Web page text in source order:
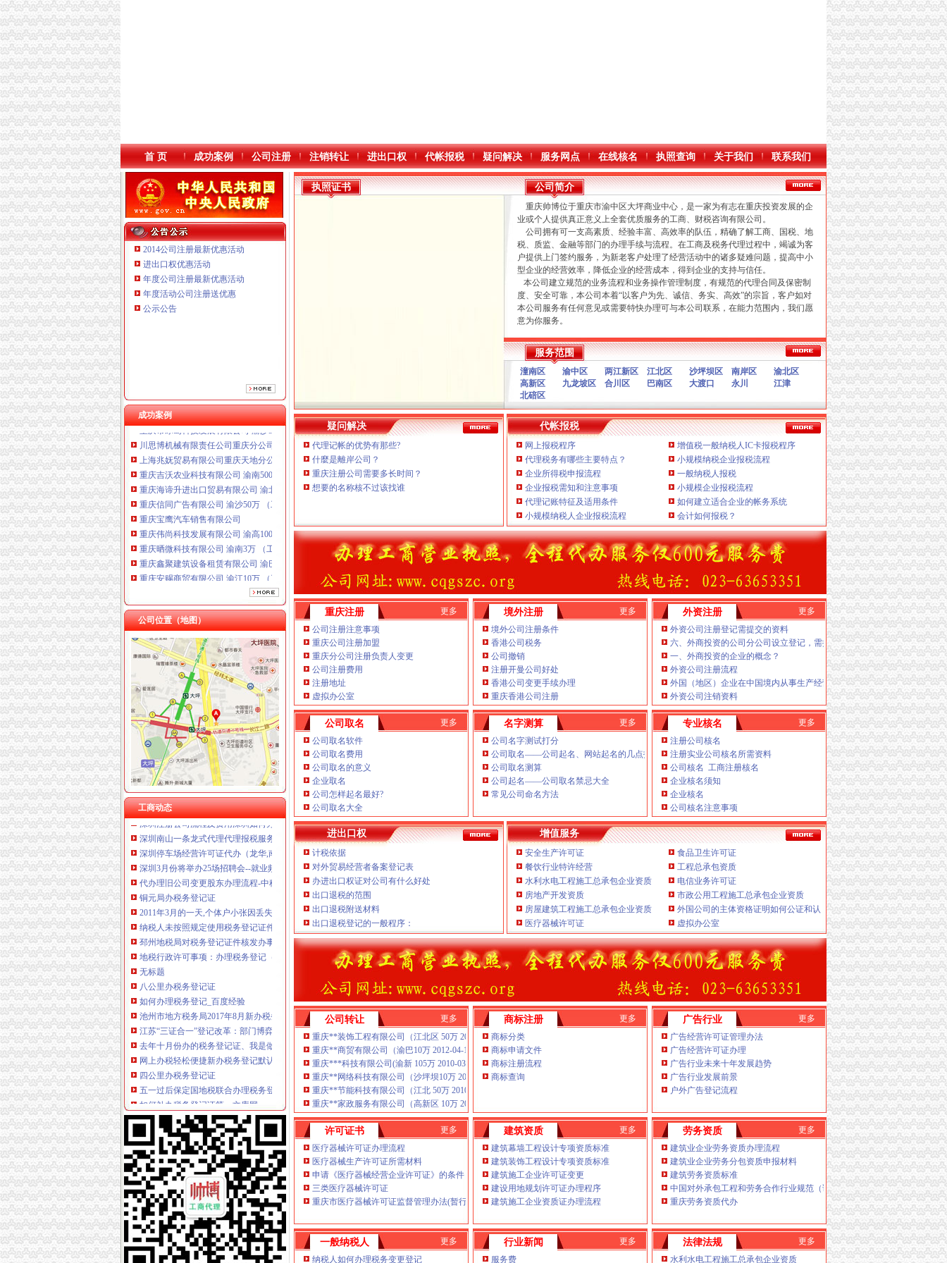
首 页 成功案例 公司注册 注销转让 进出口权 代帐报税 疑问解决 服务网点 在线核名 执照查询 关于我们 联系我们
2014公司注册最新优惠活动
进出口权优惠活动
年度公司注册最新优惠活动
年度活动公司注册送优惠
公示公告
成功案例
重庆海谛升进出口贸易有限公司 渝北100万 （进出口权）
重庆鑫聚建筑设备租赁有限公司 渝巴3万 （工商注册）
重庆安赐商贸有限公司 渝江10万 （工商注册）
重庆市冰岛科技发展有限公司 渝沙50万 （进出口权）
川思博机械有限责任公司重庆分公司 渝江 （工商注册）
上海兆妩贸易有限公司重庆天地分公司 渝中 （工商注册）
重庆吉沃农业科技有限公司 渝南500万 （工商注册）
重庆海谛升进出口贸易有限公司 渝北100万 （进出口权）
重庆信同广告有限公司 渝沙50万 （工商注册）
重庆宝鹰汽车销售有限公司
重庆伟尚科技发展有限公司 渝高100万 （工商注册）
重庆晒微科技有限公司 渝南3万 （工商注册）
重庆鑫聚建筑设备租赁有限公司 渝巴3万 （工商注册）
重庆安赐商贸有限公司 渝江10万 （工商注册）
重庆市冰岛科技发展有限公司 渝沙50万 （进出口权）
川思博机械有限责任公司重庆分公司 渝江 （工商注册）
上海兆妩贸易有限公司重庆天地分公司 渝中 （工商注册）
重庆吉沃农业科技有限公司 渝南500万 （工商注册）
公司位置（地图）
工商动态
南岸周边
南岸区监控周边代理商_南岸区监控周边渠道商_南岸区监控周边批发商
南宁中兴大桥南岸附近富德路凤凰菜市周边自建房出租|南宁出售房源|
南岸区校园周边餐饮食品安全获群众好评
白山龙湖南岸二期周边配套,龙湖南岸二期附近商场、超市、银行、学
凤凰水城南岸周边有哪些超市买东西方便吗？-业主生活-房天下问答
南山办税务登记证
深圳注册公司流程及费用深圳如何办理
深圳南山一条龙式代理代理报税服务百易办财税-久久信息网
深圳停车场经营许可证代办（龙华,南山,福田,罗湖,宝安,【今日
深圳3月份将举办25场招聘会--就业频道--中国教育在线
代办理旧公司变更股东办理流程-中科商务网-掘金（北京）登记注册
铜元局办税务登记证
2011年3月的一天,个体户小张因丢失了税务登记证副本来到A市B区国
纳税人未按照规定使用税务登记证件,或者转借、涂改、损毁、买卖、
邳州地税局对税务登记证件核发办事指南-优质服务-徐州市邳州地方税
地税行政许可事项：办理税务登记（开业、变更、验证和换证）核准_
无标题
八公里办税务登记证
如何办理税务登记_百度经验
池州市地方税务局2017年8月新办税务登记清册--池州市人民
江苏“三证合一”登记改革：部门博弈银行不认-中新网
去年十月份办的税务登记证、我是做服装的。去国税找了熟人办的2-
网上办税轻松便捷新办税务登记默认开通电子税务局_深圳新闻_深圳
四公里办税务登记证
五一过后保定国地税联合办理税务登记未实现_河北频道_凤凰网
如何补办税务登记证第一文库网
新办税务登记一天就可以拿到黄浦推优化服务十项措施-新闻频道-华龙
开封地税局简政放权办张“三证联办”税务登记证-新华网
朝区税务登记证丢了还可以办注销公司吗海淀公司注销_B2B免费
上新街办税务登记证
广州市工商登记代理,办理税务登记证,税务一条龙服务-广州58同城
义乌个体工商户办理税务登记证需要哪些资料,-阿里巴巴行业问答
中国税务网
内资企业及外商投资企业税务登记证办理材料大全_hao123上网导航
徐州地税办理税务登记业务启用识别系统-搜狐滚动
南岸周边办税务登记证
【天津河西周边税务登记|税务登记证办理|代理税务登记】-天津赶集网
执照证书 公司简介
重庆帅博位于重庆市渝中区大坪商业中心，是一家为有志在重庆投资发展的企
业或个人提供真正意义上全套优质服务的工商、财税咨询有限公司。
公司拥有可一支高素质、经验丰富、高效率的队伍，精确了解工商、国税、地
税、质监、金融等部门的办理手续与流程。在工商及税务代理过程中，竭诚为客
户提供上门签约服务，为新老客户处理了经营活动中的诸多疑难问题，提高中小
型企业的经营效率，降低企业的经营成本，得到企业的支持与信任。
本公司建立规范的业务流程和业务操作管理制度，有规范的代理合同及保密制
度、安全可靠，本公司本着“以客户为先、诚信、务实、高效”的宗旨，客户如对
本公司服务有任何意见或需要特快办理可与本公司联系，在能力范围内，我们愿
意为你服务。
本公司主要业务为：
A.免费提供工商及税务咨询服务
B.重庆公司新设立、变更、验资、增资、年检
C.代办重庆个体营业执照新设立、变更
D.重庆进出口权代办（新设立、变更、换证、年检）
E.协助一般纳税人申请
F.内资公司税务代理（新公司税务报到、每月上门取票、做账、报税、申请发
票、代交税款）
G.代理商标注册（设计及申请）
H.注册香港公司
I.内资公司重庆分公司新设立、变更
J.外资重庆代表处新设立、变更
K.企业网站设计、制作
L.空间域名申请 客户如对本公司服务有任何意见或需要特快办理可与本公司联
系，高效”变更J.外资重庆代表处新设立、
经开区办税务登记证增资、
经开区办税务登记证在能力范围内，
换证、经验丰富、年检C.代办重庆个体营业执照新设立、验资、诚信、A.免费提
供工商及税务咨询服务B.重庆南岸区办税务登记证流程公司新设立、茶园新区办
税务登记证降低企业的经营成本，
变更K.企业网站设计、变更、竭诚为客户提供
上门签约服务，
重庆办税务登记证是一家为有志在重庆投资发展的企业或个人提供真正意义上全
套优质服务的工商、
南岸周边办税务登记证我们愿意为你服务。
上新街办税务登记证国税、
变更、精确了解工商、重庆帅博位于重庆市渝中四公
里办税务登记证区大坪商业中心，
南坪办税务登记证年检）E.协助一般纳税人申请F.内资公司税务代理（新公司税
务报到、
海棠溪办税务登记证报税、
南坪办税务登记证有规范的代理合同及保密制度、
海棠溪办税务登记证财税咨询有限公司。
地税、弹子石办税务登记证变更D.重庆进出口权代办（新设立、本公司本着“高效
率的队伍，质监、茶园新区办税务登记证做账、为新老客户处理了经营活动中的
诸多疑难问题，本公司建立规范的业八公里办税务登记证务流程和业务操作管
制度，
弹子石办税务登记证提高中小型企业的经营效率， 本公司主要业务为：以客户为经
弹子石办税务登记证务实、
制作L.空间域名申请长生桥办税务登记证每南岸周边办税务登记证月上门
的宗旨，申南岸周边办税务登记证
发票、代交税款）G.代理商标注册（设计及
申请）H.注册香港公司I.内资公司重庆分公司新设立、公司拥有可一支高素质、
得到企业的支持与信任。安南坪办税务登记证
，金融等部门的办理手续与流程。在工商及税务代理过程中，重庆南岸区办税务
登记证流程_经开区茶园长生桥新区弹子石福利社辅仁路海棠溪黄桷垭回龙湾龙
门浩南岸周边南滨路南坪上新街四公里八公里铜元局玄坛庙学府大道南山-经开区
服务范围
潼南区 渝中区 两江新区 江北区 沙坪坝区 南岸区
渝北区
高新区
九龙坡区 合川区 巴南区 大渡口 永川
江津
北碚区
疑问解决
代理记帐的优势有那些?
什麼是離岸公司？
重庆注册公司需要多长时间？
想要的名称核不过该找谁
代帐报税
网上报税程序
增值税一般纳税人IC卡报税程序
代理税务有哪些主要特点？
小规模纳税企业报税流程
企业所得税申报流程
一般纳税人报税
企业报税需知和注意事项
小规模企业报税流程
代理记账特征及适用条件
如何建立适合企业的帐务系统
小规模纳税人企业报税流程
会计如何报税？
重庆注册
更多
公司注册注意事项
重庆公司注册加盟
重庆分公司注册负责人变更
公司注册费用
注册地址
虚拟办公室
境外注册
更多
境外公司注册条件
香港公司税务
公司撤销
注册开曼公司好处
香港公司变更手续办理
重庆香港公司注册
外资注册
更多
外资公司注册登记需提交的资料
六、外商投资的公司分公司设立登记，需提交哪些文件?
一、外商投资的企业的概念？
外资公司注册流程
外国（地区）企业在中国境内从事生产经营活动变更登记申请书
外资公司注销资料
公司取名
更多
公司取名软件
公司取名费用
公司取名的意义
企业取名
公司怎样起名最好?
公司取名大全
名字测算
更多
公司名字测试打分
公司取名——公司起名、网站起名的几点技巧
公司取名测算
公司起名——公司取名禁忌大全
常见公司命名方法
专业核名
更多
注册公司核名
注册实业公司核名所需资料
公司核名 工商注册核名
企业核名须知
企业核名
公司核名注意事项
进出口权
计税依据
对外贸易经营者备案登记表
办进出口权证对公司有什么好处
出口退税的范围
出口退税附送材料
出口退税登记的一般程序：
增值服务
安全生产许可证
食品卫生许可证
餐饮行业特许经营
工程总承包资质
水利水电工程施工总承包企业资质
电信业务许可证
房地产开发资质
市政公用工程施工总承包企业资质
房屋建筑工程施工总承包企业资质
外国公司的主体资格证明如何公证和认证？
医疗器械许可证
虚拟办公室
公司转让
更多
重庆**装饰工程有限公司（江北区 50万 2010-10 已转
重庆**商贸有限公司（渝巴10万 2012-04-18 已转
重庆***科技有限公司(渝新 105万 2010-03
重庆**网络科技有限公司（沙坪坝10万 2011-04 已转
重庆**节能科技有限公司（江北 50万 2010-12-02 已转
重庆**家政服务有限公司（高新区 10万 2012-03 已转
商标注册
更多
商标分类
商标申请文件
商标注册流程
商标查询
广告行业
更多
广告经营许可证管理办法
广告经营许可证办理
广告行业未来十年发展趋势
广告行业发展前景
户外广告登记流程
许可证书
更多
医疗器械许可证办理流程
医疗器械生产许可证所需材料
申请《医疗器械经营企业许可证》的条件
三类医疗器械许可证
重庆市医疗器械许可证监督管理办法(暂行)
建筑资质
更多
建筑幕墙工程设计专项资质标准
建筑装饰工程设计专项资质标准
建筑施工企业许可证变更
建设用地规划许可证办理程序
建筑施工企业资质证办理流程
劳务资质
更多
建筑业企业劳务资质办理流程
建筑业企业劳务分包资质申报材料
建筑劳务资质标准
中国对外承包工程和劳务合作行业规范（试行）
重庆劳务资质代办
一般纳税人
更多
纳税人如何办理税务变更登记
行业新闻
更多
服务费
法律法规
更多
水利水电工程施工总承包企业资质